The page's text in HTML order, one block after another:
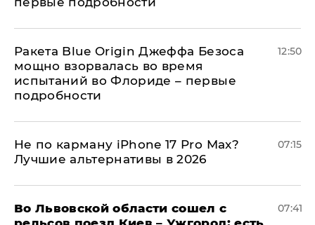
Ракета Blue Origin Джеффа Безоса
мощно взорвалась во время
испытаний во Флориде – первые
подробности
12:50
Не по карману iPhone 17 Pro Max?
Лучшие альтернативы в 2026
07:15
Во Львовской области сошел с
07:41